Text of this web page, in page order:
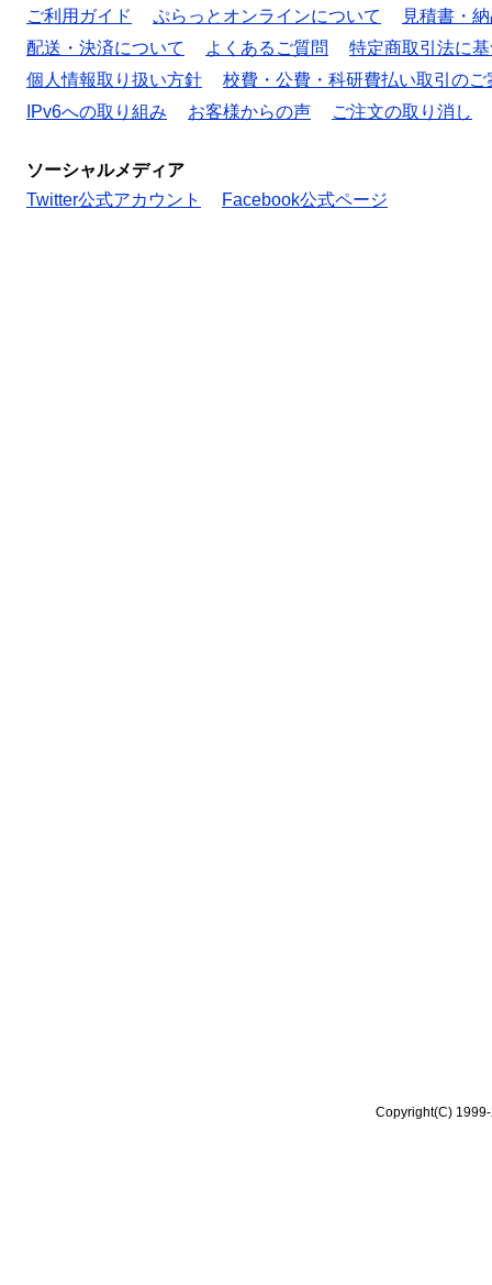
ご利用ガイド ぷらっとオンラインについて
見積書・
配送・決済について
よくあるご質問
特定商取引法に
個人情報取り扱い方針
校費・公費・科研費払い取引のご
IPv6への取り組み
お客様からの声 ご注文の取り消し
ソーシャルメディア
Twitter公式アカウント
Facebook公式ページ
Copyright(C)